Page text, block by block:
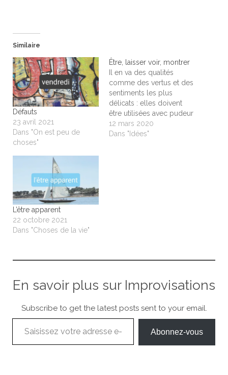
Similaire
Défauts
23 avril 2021
Dans "On est peu de
choses"
Être, laisser voir, montrer
Il en va des qualités
comme des vertus et des
sentiments les plus
délicats : elles doivent
être utilisées avec pudeur
et chasteté, et l'étalage
leur est fatale. Être, laisser
12 mars 2020
Dans "Idées"
L’être apparent
22 octobre 2021
Dans "Choses de la vie"
En savoir plus sur Improvisations
Subscribe to get the latest posts sent to your email.
Saisissez votre adresse e-mail…
Abonnez-vous